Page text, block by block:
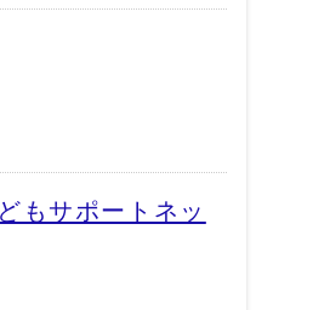
もサポートネッ